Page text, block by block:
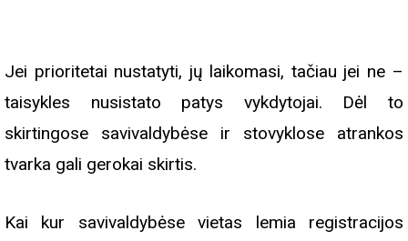
Jei prioritetai nustatyti, jų laikomasi, tačiau jei ne –
taisykles nusistato patys vykdytojai. Dėl to
skirtingose savivaldybėse ir stovyklose atrankos
tvarka gali gerokai skirtis.
Kai kur savivaldybėse vietas lemia registracijos